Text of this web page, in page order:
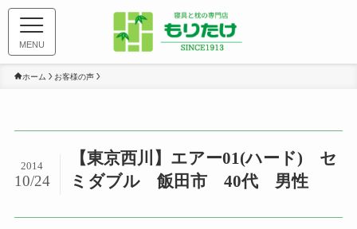
MENU
ホーム お客様の声
【東京西川】エアー01(ハード) セ
ミダブル 飯田市 40代 男性
2014
10/24